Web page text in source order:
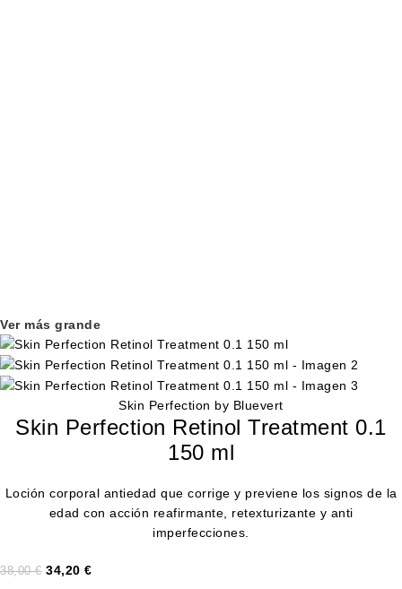
Ver más grande
Skin Perfection by Bluevert
Skin Perfection Retinol Treatment 0.1
150 ml
Loción corporal antiedad que corrige y previene los signos de la
edad con acción reafirmante, retexturizante y anti
imperfecciones.
38,00€ 34,20 €